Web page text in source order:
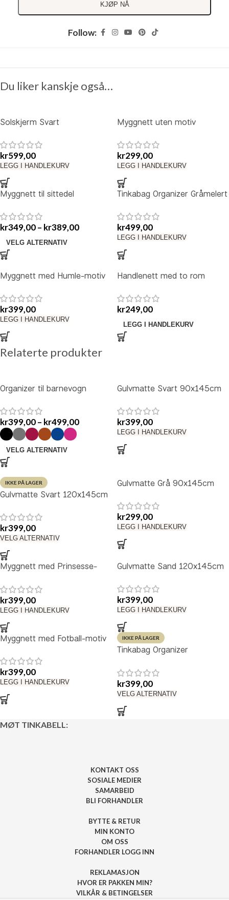
KJØP NÅ
Follow:
Du liker kanskje også…
Solskjerm Svart
kr599,00
LEGG I HANDLEKURV
Myggnett uten motiv
kr299,00
LEGG I HANDLEKURV
Myggnett til sittedel
kr349,00– kr389,00
VELG ALTERNATIV
Tinkabag Organizer Gråmelert
kr499,00
LEGG I HANDLEKURV
Myggnett med Humle-motiv
kr399,00
LEGG I HANDLEKURV
Handlenett med to rom
kr249,00
LEGG I HANDLEKURV
Relaterte produkter
Organizer til barnevogn
kr399,00– kr499,00
VELG ALTERNATIV
Gulvmatte Svart 90x145cm
kr399,00
LEGG I HANDLEKURV
IKKE PÅ LAGER
Gulvmatte Svart 120x145cm
kr399,00
VELG ALTERNATIV
Gulvmatte Grå 90x145cm
kr299,00
LEGG I HANDLEKURV
Myggnett med Prinsesse-
kr399,00
LEGG I HANDLEKURV
Gulvmatte Sand 120x145cm
kr399,00
LEGG I HANDLEKURV
Myggnett med Fotball-motiv
kr399,00
LEGG I HANDLEKURV
IKKE PÅ LAGER
Tinkabag Organizer
kr399,00
VELG ALTERNATIV
MØT TINKABELL:
KONTAKT OSS
SOSIALE MEDIER
SAMARBEID
BLI FORHANDLER
BYTTE & RETUR
MIN KONTO
OM OSS
FORHANDLER LOGG INN
REKLAMASJON
HVOR ER PAKKEN MIN?
VILKÅR & BETINGELSER